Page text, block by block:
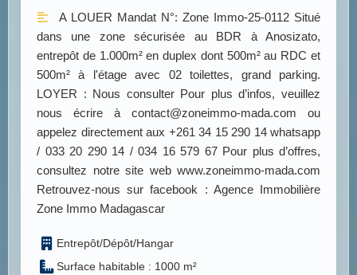
A LOUER Mandat N°: Zone Immo-25-0112 Situé
dans une zone sécurisée au BDR à Anosizato,
entrepôt de 1.000m² en duplex dont 500m² au RDC et
500m² à l'étage avec 02 toilettes, grand parking.
LOYER : Nous consulter Pour plus d’infos, veuillez
nous écrire à contact@zoneimmo-mada.com ou
appelez directement aux +261 34 15 290 14 whatsapp
/ 033 20 290 14 / 034 16 579 67 Pour plus d’offres,
consultez notre site web www.zoneimmo-mada.com
Retrouvez-nous sur facebook : Agence Immobilière
Zone Immo Madagascar
Entrepôt/Dépôt/Hangar
Surface habitable : 1000 m²